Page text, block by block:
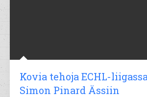
Kovia tehoja ECHL-
Simon Pinard Ässiin